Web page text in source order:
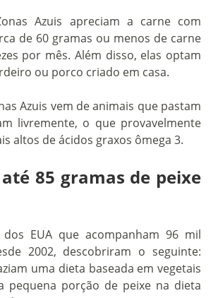
Azuis apreciam a carne com
de 60 gramas ou menos de carne
por mês. Além disso, elas optam
ou porco criado em casa.
Azuis vem de animais que pastam
livremente, o que provavelmente
altos de ácidos graxos ômega 3.
85 gramas de peixe
dos EUA que acompanham 96 mil
2002, descobriram o seguinte:
uma dieta baseada em vegetais
pequena porção de peixe na dieta